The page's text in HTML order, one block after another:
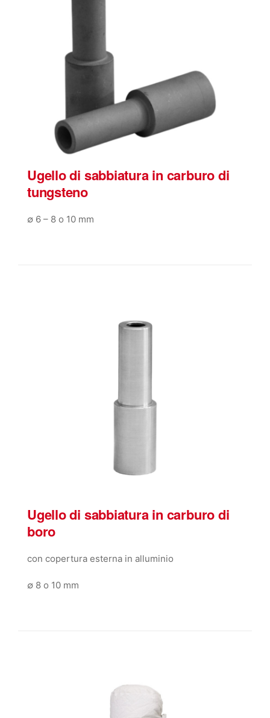
Ugello di sabbiatura in carburo di
tungsteno
∅ 6 – 8 o 10 mm
Ugello di sabbiatura in carburo di
boro
con copertura esterna in alluminio
∅ 8 o 10 mm